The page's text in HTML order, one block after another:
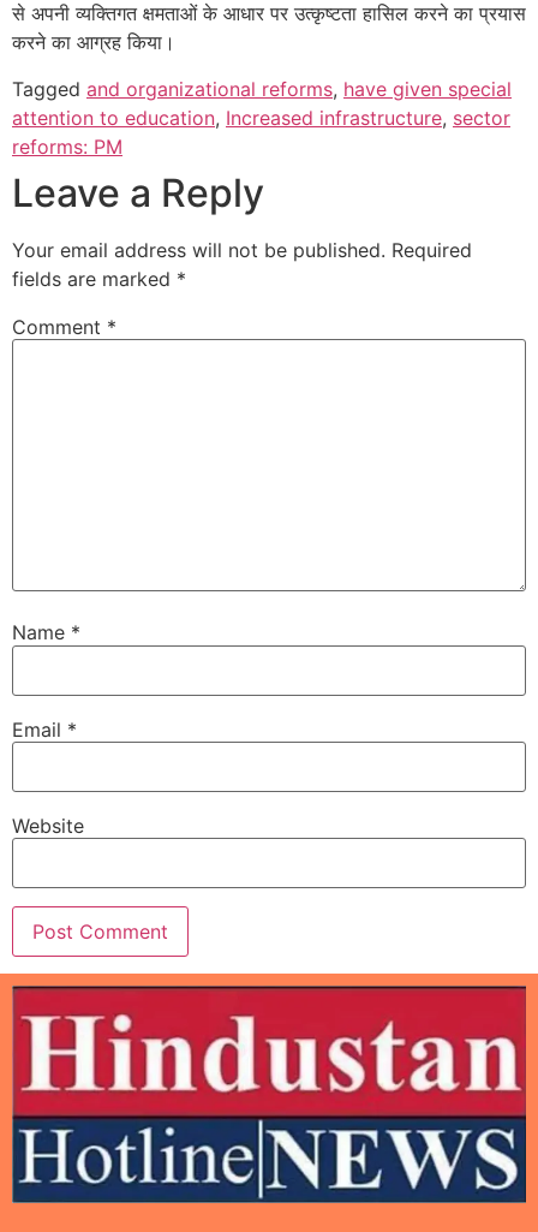
से अपनी व्यक्तिगत क्षमताओं के आधार पर उत्कृष्टता हासिल करने का प्रयास
करने का आग्रह किया।
Tagged and organizational reforms, have given special
attention to education, Increased infrastructure, sector
reforms: PM
Leave a Reply
Your email address will not be published. Required
fields are marked *
Comment *
Name *
Email *
Website